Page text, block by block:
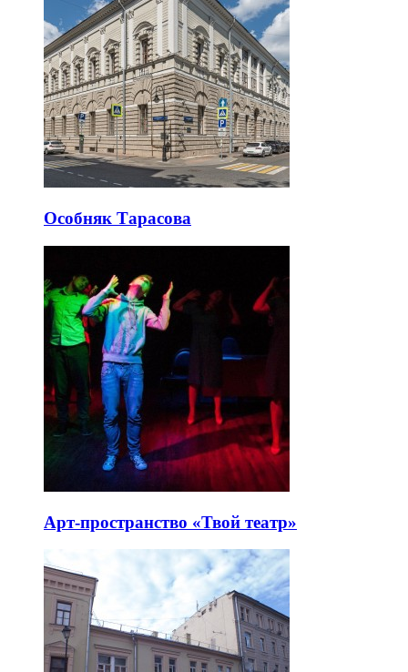
Особняк Тарасова
Арт-пространство «Твой театр»